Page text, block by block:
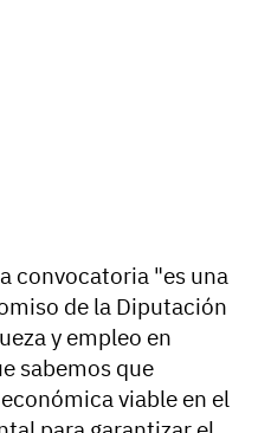
convocatoria "es una
de la Diputación
y empleo en
sabemos que
viable en el